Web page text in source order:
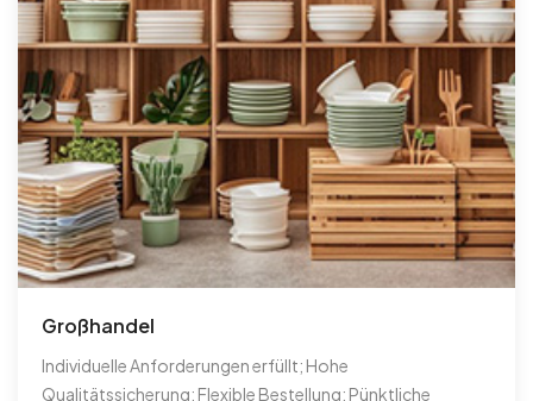
Großhandel
Individuelle Anforderungen erfüllt; Hohe
Qualitätssicherung; Flexible Bestellung; Pünktliche